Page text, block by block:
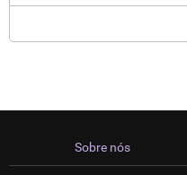
Sobre nós